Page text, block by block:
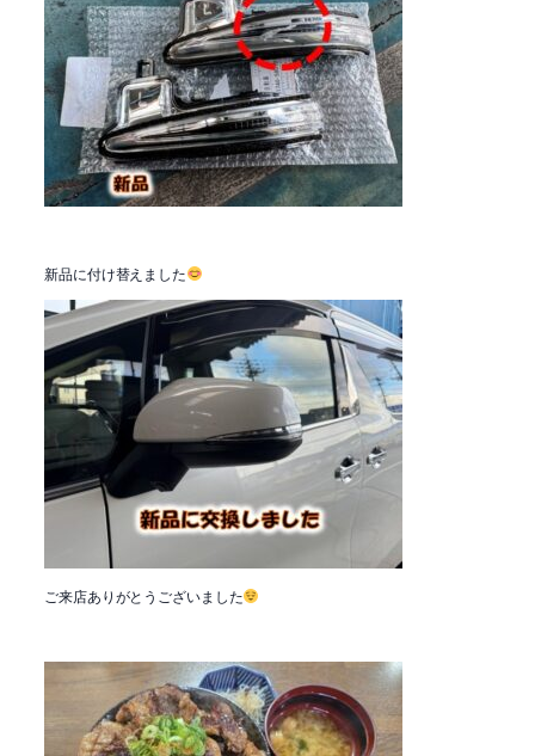
新品に付け替えました
ご来店ありがとうございました